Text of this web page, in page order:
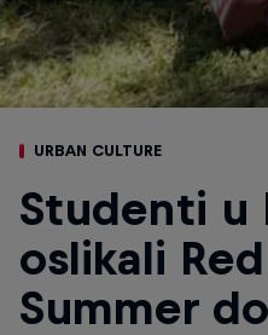
URBAN CULTURE
Studenti u
oslikali
Summer